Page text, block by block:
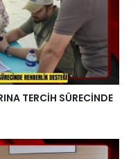
TERCİH SÜRECİNDE